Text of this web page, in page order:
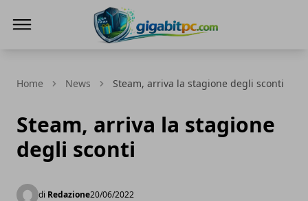
Home News Steam, arriva la stagione degli sconti
Steam, arriva la stagione
degli sconti
di Redazione20/06/2022